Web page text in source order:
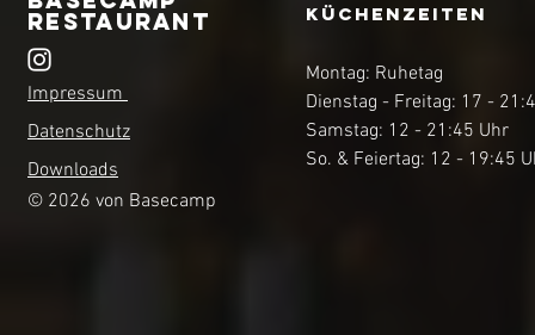
Restaurant
Impressum
Datenschutz
Downloads
© 2026 von Basecamp
KüchenZEITEN
Montag: Ruhetag
Dienstag - Freitag: 17 -
Samstag: 12 - 21:45 Uhr
So. & Feiertag: 12 - 19:45